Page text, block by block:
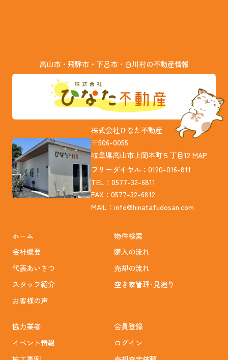
高山市・飛騨市・下呂市・白川村の不動産情報
株式会社ひなた不動産
〒506-0055
岐阜県高山市上岡本町５丁目12MAP
フリーダイヤル：0120-016-811
TEL：0577-32-6811
FAX：0577-32-6812
MAIL：info@hinatafudosan.com
ホーム
会社概要
代表あいさつ
スタッフ紹介
お客様の声
物件検索
購入の流れ
売却の流れ
空き家管理･見廻り
協力業者
イベント情報
会員登録
ログイン